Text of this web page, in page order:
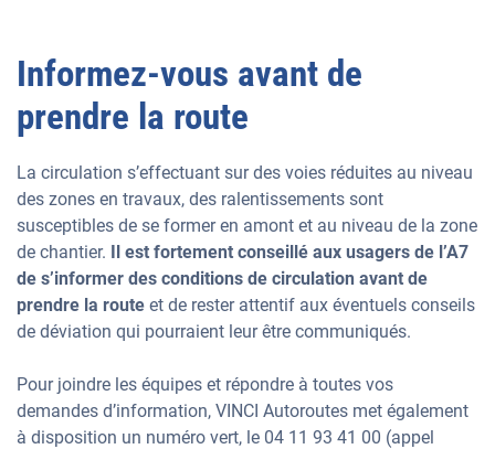
Informez-vous avant de
prendre la route
La circulation s’effectuant sur des voies réduites au niveau
des zones en travaux, des ralentissements sont
susceptibles de se former en amont et au niveau de la zone
de chantier. Il est fortement conseillé aux usagers de l’A7
de s’informer des conditions de circulation avant de
prendre la route et de rester attentif aux éventuels conseils
de déviation qui pourraient leur être communiqués.
Pour joindre les équipes et répondre à toutes vos
demandes d’information, VINCI Autoroutes met également
à disposition un numéro vert, le 04 11 93 41 00 (appel